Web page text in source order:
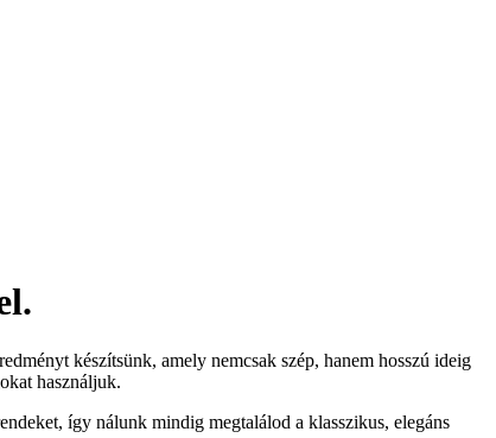
készítsünk, amely nemcsak szép, hanem hosszú ideig
használjuk.
így nálunk mindig megtalálod a klasszikus, elegáns